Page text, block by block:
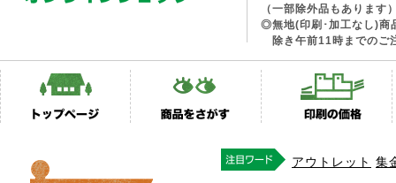
（一部除外品もあります
◎無地(印刷･加工なし)商
除き午前11時までのご
アウトレット 集